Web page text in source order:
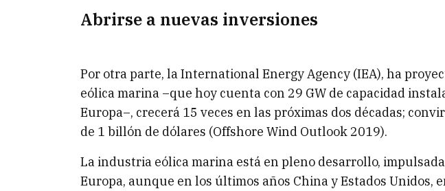
Abrirse a nuevas inversiones
Por otra parte, la International Energy Agency (IEA), ha
eólica marina –que hoy cuenta con 29 GW de capacidad
Europa–, crecerá 15 veces en las próximas dos décadas;
de 1 billón de dólares (Offshore Wind Outlook 2019).
La industria eólica marina está en pleno desarrollo,
Europa, aunque en los últimos años China y Estados Unidos,